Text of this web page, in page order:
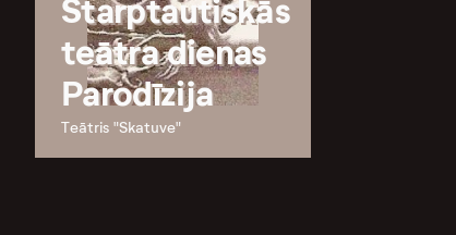
Starptautiskās
teātra dienas
Parodīzija
Teātris "Skatuve"